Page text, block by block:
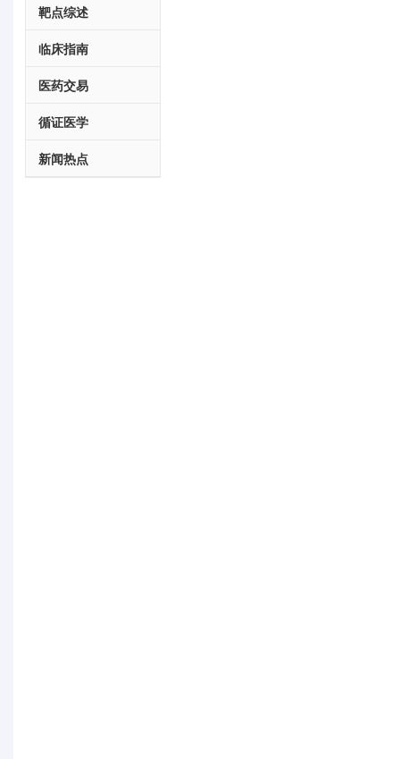
靶点综述
临床指南
医药交易
循证医学
新闻热点